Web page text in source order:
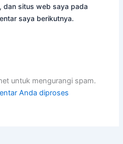
dan situs web saya pada
saya berikutnya.
untuk mengurangi spam.
Anda diproses